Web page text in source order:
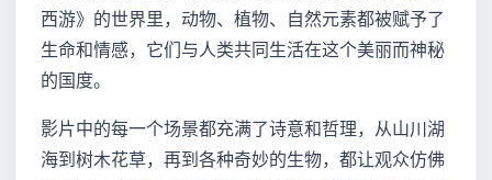
西游》的世界里，动物、植物、自然元素都被赋予了
生命和情感，它们与人类共同生活在这个美丽而神秘
的国度。
影片中的每一个场景都充满了诗意和哲理，从山川湖
海到树木花草，再到各种奇妙的生物，都让观众仿佛